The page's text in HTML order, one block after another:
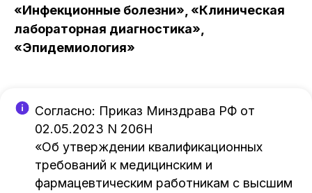
«Инфекционные болезни», «Клиническая
лабораторная диагностика»,
«Эпидемиология»
Согласно: Приказ Минздрава РФ от
02.05.2023 N 206Н
«Об утверждении квалификационных
требований к медицинским и
фармацевтическим работникам с высшим